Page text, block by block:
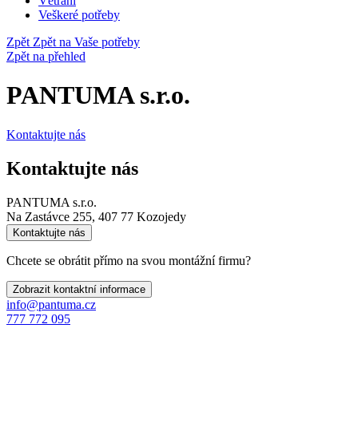
Veškeré potřeby
Zpět Zpět na Vaše potřeby
Zpět na přehled
PANTUMA s.r.o.
Kontaktujte nás
Kontaktujte nás
PANTUMA s.r.o.
Na Zastávce 255, 407 77 Kozojedy
Kontaktujte nás
Chcete se obrátit přímo na svou montážní firmu?
Zobrazit kontaktní informace
info@pantuma.cz
777 772 095